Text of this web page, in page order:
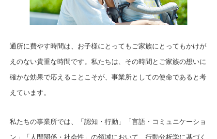
通所に費やす時間は、お子様にとってもご家族にとってもかけが
えのない貴重な時間です。私たちは、その時間とご家族の想いに
確かな効果で応えることこそが、事業所としての使命であると考
えています。
私たちの事業所では、「認知・行動」「言語・コミュニケーショ
ン」「人間関係・社会性」の領域において、行動分析学に基づく